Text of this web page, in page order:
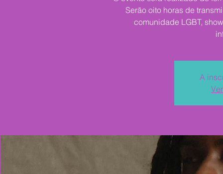
Serão oito horas de
comunidade LGBT,
A